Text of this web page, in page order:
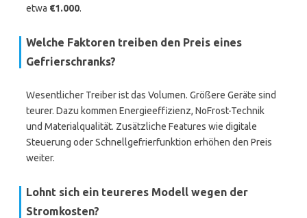
etwa €1.000.
Welche Faktoren treiben den Preis eines
Gefrierschranks?
Wesentlicher Treiber ist das Volumen. Größere Geräte sind
teurer. Dazu kommen Energieeffizienz, NoFrost-Technik
und Materialqualität. Zusätzliche Features wie digitale
Steuerung oder Schnellgefrierfunktion erhöhen den Preis
weiter.
Lohnt sich ein teureres Modell wegen der
Stromkosten?